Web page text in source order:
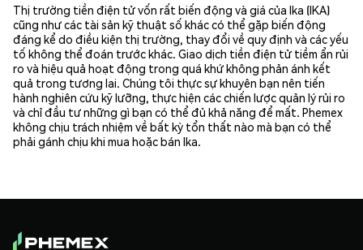
Thị trường tiền điện tử vốn rất biến động và giá của Ika (IKA)
cũng như các tài sản kỹ thuật số khác có thể gặp biến động
đáng kể do điều kiện thị trường, thay đổi về quy định và các yếu
tố không thể đoán trước khác. Giao dịch tiền điện tử tiềm ẩn rủi
ro và hiệu quả hoạt động trong quá khứ không phản ánh kết
quả trong tương lai. Chúng tôi thực sự khuyên bạn nên tiến
hành nghiên cứu kỹ lưỡng, thực hiện các chiến lược quản lý rủi ro
và chỉ đầu tư những gì bạn có thể đủ khả năng để mất. Phemex
không chịu trách nhiệm về bất kỳ tổn thất nào mà bạn có thể
phải gánh chịu khi mua hoặc bán Ika.